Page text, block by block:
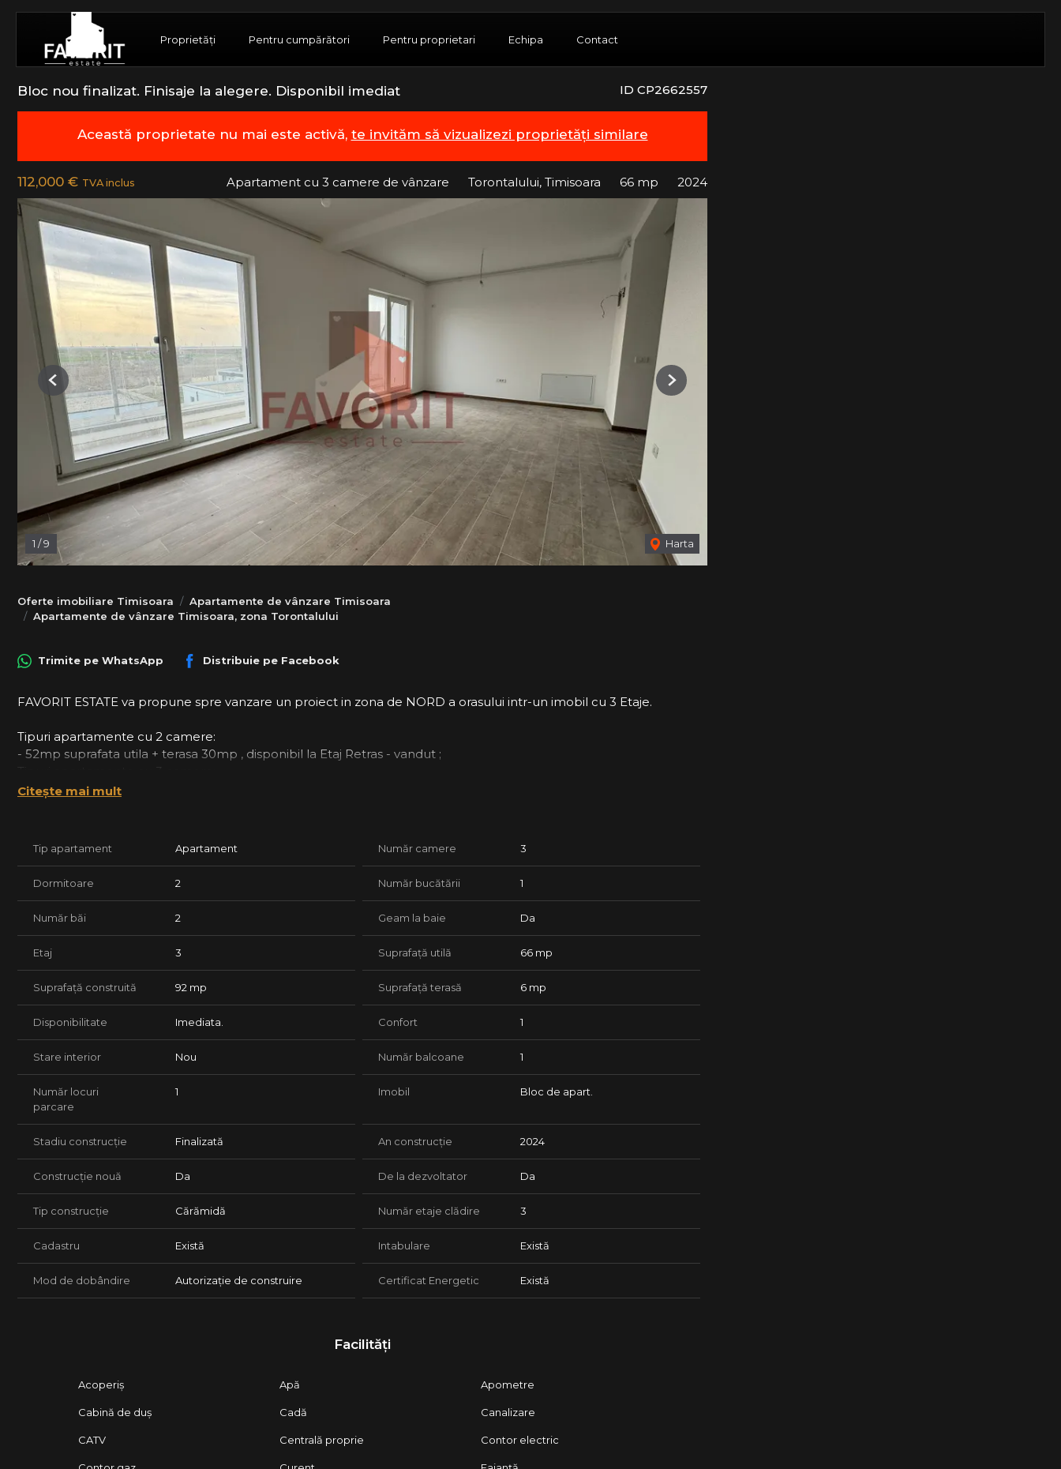
Proprietăți Pentru cumpărători Pentru proprietari Echipa Contact
ID CP2662557
Bloc nou finalizat. Finisaje la alegere. Disponibil imediat
Această proprietate nu mai este activă, te invităm să vizualizezi proprietăți similare
112,000 € TVA inclus Apartament cu 3 camere de vânzare Torontalului, Timisoara 66 mp 2024
1 /9 Harta
Previous Next
Oferte imobiliare Timisoara
Apartamente de vânzare Timisoara
Apartamente de vânzare Timisoara, zona Torontalului
Trimite pe WhatsApp Distribuie pe Facebook
FAVORIT ESTATE va propune spre vanzare un proiect in zona de NORD a orasului intr-un imobil cu 3 Etaje.
Tipuri apartamente cu 2 camere:
- 52mp suprafata utila + terasa 30mp , disponibil la Etaj Retras - vandut ;
- 66mp suprafata utila + 2 terase de 11mp, disponibil la Etaj Retras, Pret 112.000Euro ;
Termen predare imediata.
Citește mai mult
Tip apartament Apartament Număr camere 3
Dormitoare 2 Număr bucătării 1
Număr băi 2 Geam la baie Da
Etaj 3 Suprafață utilă 66 mp
Suprafață construită 92 mp Suprafață terasă 6 mp
Disponibilitate Imediata. Confort 1
Stare interior Nou Număr balcoane 1
Număr locuri
parcare
1 Imobil Bloc de apart.
Stadiu construcție Finalizată An construcție 2024
Construcție nouă Da De la dezvoltator Da
Tip construcție Cărămidă Număr etaje clădire 3
Cadastru Există Intabulare Există
Mod de dobândire Autorizație de construire Certificat Energetic Există
Facilități
Acoperiș Apă Apometre
Cabină de duș Cadă Canalizare
CATV Centrală proprie Contor electric